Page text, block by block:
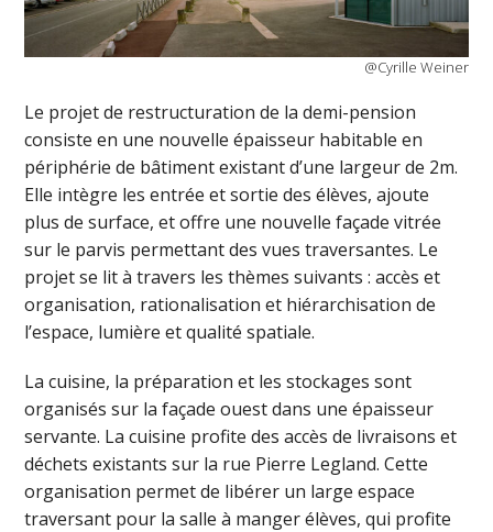
@Cyrille Weiner
Le projet de restructuration de la demi-pension
consiste en une nouvelle épaisseur habitable en
périphérie de bâtiment existant d’une largeur de 2m.
Elle intègre les entrée et sortie des élèves, ajoute
plus de surface, et offre une nouvelle façade vitrée
sur le parvis permettant des vues traversantes. Le
projet se lit à travers les thèmes suivants : accès et
organisation, rationalisation et hiérarchisation de
l’espace, lumière et qualité spatiale.
La cuisine, la préparation et les stockages sont
organisés sur la façade ouest dans une épaisseur
servante. La cuisine profite des accès de livraisons et
déchets existants sur la rue Pierre Legland. Cette
organisation permet de libérer un large espace
traversant pour la salle à manger élèves, qui profite